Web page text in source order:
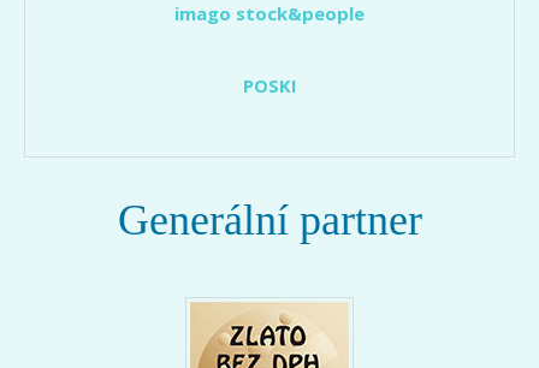
imago stock&people
POSKI
Generální partner